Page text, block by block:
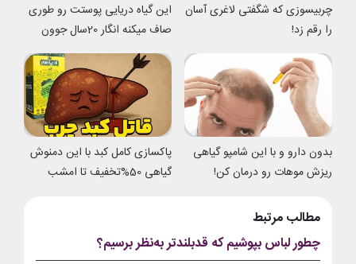
چربیسوزی که شگفتی لاغری آسان
را رقم زد!
این گیاه دریایی پوستت رو طوری
صاف میکنه انگار 20سال جوون
شدی
بدون دارو و با این شامپو گیاهی
ریزش موهات رو درمان کن!
پاکسازی کامل کبد با این دمنوش
گیاهی 50%تخفیف تا امشب
مطالب مرتبط
چطور لباس بپوشیم که قدبلندتر به‌نظر برسیم؟